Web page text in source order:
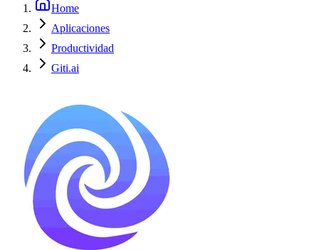
Home
Aplicaciones
Productividad
Giti.ai